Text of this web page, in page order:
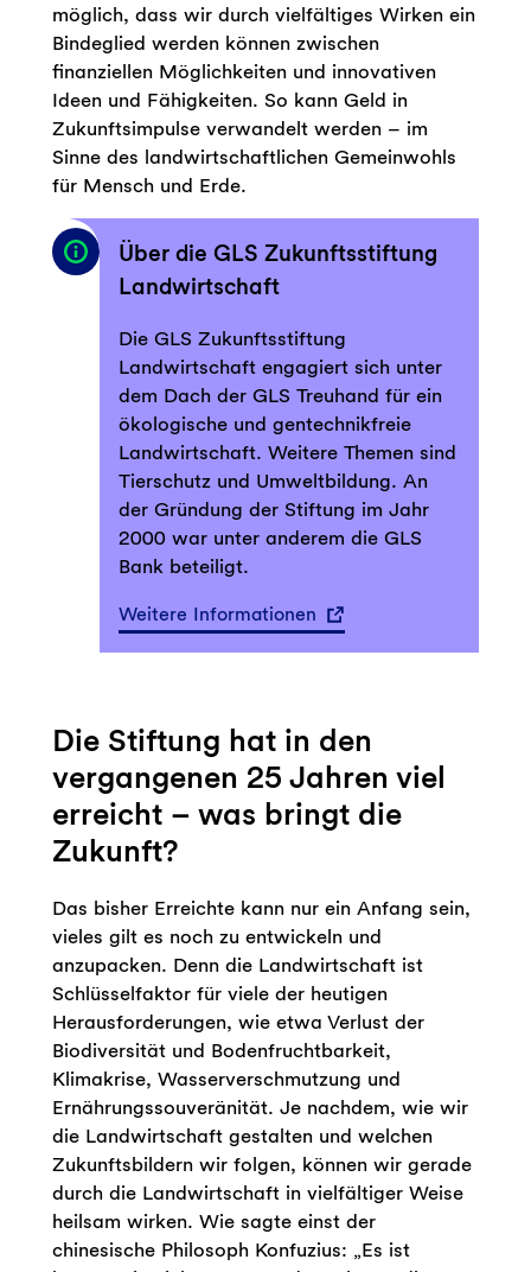
möglich, dass wir durch vielfältiges Wirken ein
Bindeglied werden können zwischen
finanziellen Möglichkeiten und innovativen
Ideen und Fähigkeiten. So kann Geld in
Zukunftsimpulse verwandelt werden – im
Sinne des landwirtschaftlichen Gemeinwohls
für Mensch und Erde.
Über die GLS Zukunftsstiftung
Landwirtschaft
Die GLS Zukunftsstiftung
Landwirtschaft engagiert sich unter
dem Dach der GLS Treuhand für ein
ökologische und gentechnikfreie
Landwirtschaft. Weitere Themen sind
Tierschutz und Umweltbildung. An
der Gründung der Stiftung im Jahr
2000 war unter anderem die GLS
Bank beteiligt.
Weitere Informationen
Die Stiftung hat in den
vergangenen 25 Jahren viel
erreicht – was bringt die
Zukunft?
Das bisher Erreichte kann nur ein Anfang sein,
vieles gilt es noch zu entwickeln und
anzupacken. Denn die Landwirtschaft ist
Schlüsselfaktor für viele der heutigen
Herausforderungen, wie etwa Verlust der
Biodiversität und Bodenfruchtbarkeit,
Klimakrise, Wasserverschmutzung und
Ernährungssouveränität. Je nachdem, wie wir
die Landwirtschaft gestalten und welchen
Zukunftsbildern wir folgen, können wir gerade
durch die Landwirtschaft in vielfältiger Weise
heilsam wirken. Wie sagte einst der
chinesische Philosoph Konfuzius: „Es ist